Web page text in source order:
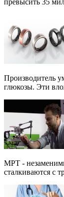
превысить 35
Производитель
глюкозы. Эти
МРТ -
сталкиваются с